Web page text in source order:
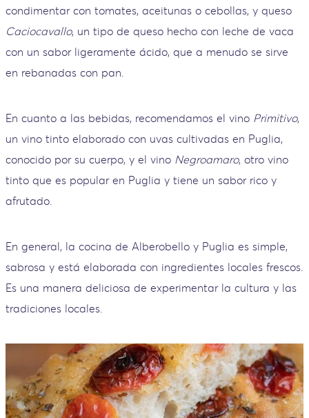
condimentar con tomates, aceitunas o cebollas, y queso
Caciocavallo, un tipo de queso hecho con leche de vaca
con un sabor ligeramente ácido, que a menudo se sirve
en rebanadas con pan.
En cuanto a las bebidas, recomendamos el vino Primitivo,
un vino tinto elaborado con uvas cultivadas en Puglia,
conocido por su cuerpo, y el vino Negroamaro, otro vino
tinto que es popular en Puglia y tiene un sabor rico y
afrutado.
En general, la cocina de Alberobello y Puglia es simple,
sabrosa y está elaborada con ingredientes locales frescos.
Es una manera deliciosa de experimentar la cultura y las
tradiciones locales.